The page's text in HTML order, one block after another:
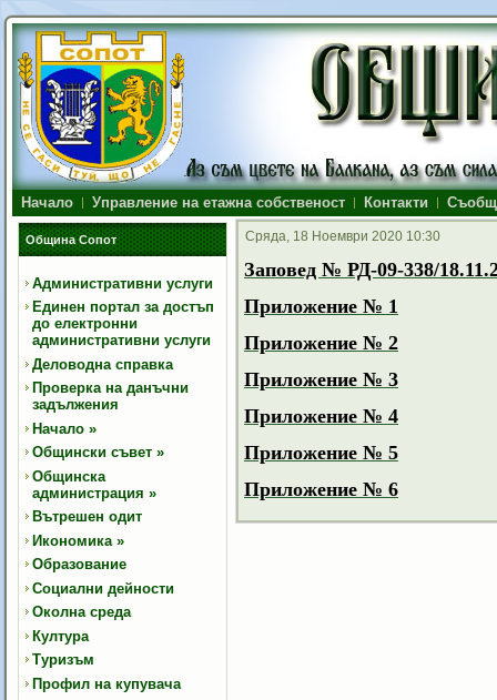
Начало Управление на етажна собственост Контакти
Община Сопот
Административни услуги
Единен портал за достъп
до електронни
административни услуги
Деловодна справка
Проверка на данъчни
задължения
Начало »
Общински съвет »
Общинска
администрация »
Вътрешен одит
Икономика »
Образование
Социални дейности
Околна среда
Култура
Туризъм
Профил на купувача
Сряда, 18 Ноември 2020 10:30
Заповед № РД-09-338/
Приложение № 1
Приложение № 2
Приложение № 3
Приложение № 4
Приложение № 5
Приложение № 6